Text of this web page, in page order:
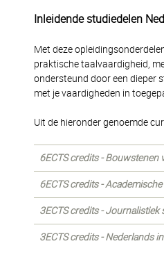
Inleidende studiedelen
Met deze
praktische taalvaardigheid,
ondersteund door een dieper
met je vaardigheden in
Uit de hieronder genoemde
6ECTS credits - Bouwstenen
6ECTS credits -
3ECTS credits - Journalistiek
3ECTS credits - Nederlands